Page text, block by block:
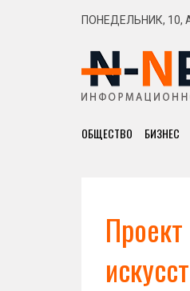
ПОНЕДЕЛЬНИК, 10,
ОБЩЕСТВО БИЗНЕС